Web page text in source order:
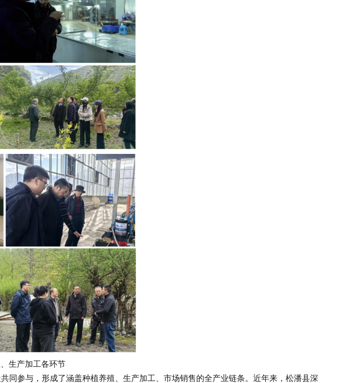
生产加工各环节
参与，形成了涵盖种植养殖、生产加工、市场销售的全产业链条。近年来，松潘县深